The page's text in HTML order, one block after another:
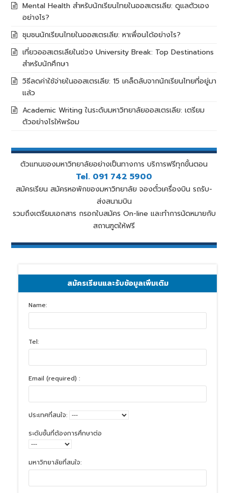
Mental Health สำหรับนักเรียนไทยในออสเตรเลีย: ดูแลตัวเอง
อย่างไร?
ชุมชนนักเรียนไทยในออสเตรเลีย: หาเพื่อนได้อย่างไร?
เที่ยวออสเตรเลียในช่วง University Break: Top Destinations
สำหรับนักศึกษา
วิธีลดค่าใช้จ่ายในออสเตรเลีย: 15 เคล็ดลับจากนักเรียนไทยที่อยู่มา
แล้ว
Academic Writing ในระดับมหาวิทยาลัยออสเตรเลีย: เตรียม
ตัวอย่างไรให้พร้อม
ตัวแทนของมหาวิทยาลัยอย่างเป็นทางการ บริการฟรีทุกขั้นตอน
Tel. 091 742 5900
สมัครเรียน สมัครหอพักของมหาวิทยาลัย จองตั๋วเครื่องบิน รถรับ-
ส่งสนามบิน
รวมถึงเตรียมเอกสาร กรอกใบสมัคร On-line และทำการนัดหมายกับ
สถานฑูตให้ฟรี
สมัครเรียนและรับข้อมูลเพิ่มเติม
Name:
Tel:
Email (required) :
ประเทศที่สนใจ:
ระดับชั้นที่ต้องการศึกษาต่อ
มหาวิทยาลัยที่สนใจ: